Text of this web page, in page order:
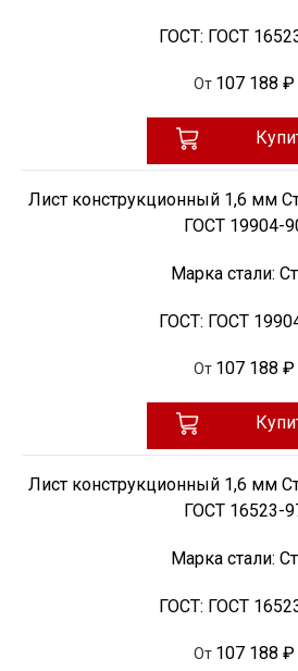
ГОСТ: ГОСТ
От 107 188 ₽
Лист конструкционный 1,6 мм
ГОСТ 19904-
Марка стали:
ГОСТ: ГОСТ
От 107 188 ₽
Лист конструкционный 1,6 мм
ГОСТ 16523-
Марка стали:
ГОСТ: ГОСТ
От 107 188 ₽